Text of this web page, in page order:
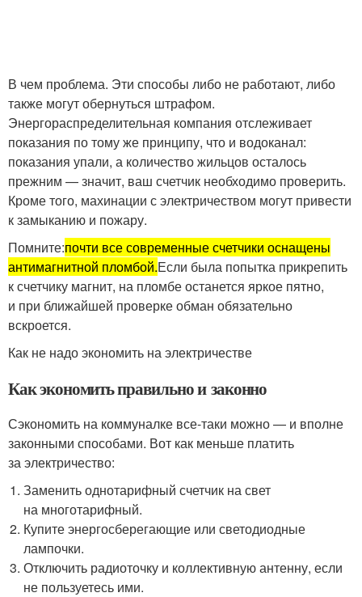
В чем проблема. Эти способы либо не работают, либо
также могут обернуться штрафом.
Энергораспределительная компания отслеживает
показания по тому же принципу, что и водоканал:
показания упали, а количество жильцов осталось
прежним — значит, ваш счетчик необходимо проверить.
Кроме того, махинации с электричеством могут привести
к замыканию и пожару.
Помните:почти все современные счетчики оснащены
антимагнитной пломбой.Если была попытка прикрепить
к счетчику магнит, на пломбе останется яркое пятно,
и при ближайшей проверке обман обязательно
вскроется.
Как не надо экономить на электричестве
Как экономить правильно и законно
Сэкономить на коммуналке все-таки можно — и вполне
законными способами. Вот как меньше платить
за электричество:
Заменить однотарифный счетчик на свет
на многотарифный.
Купите энергосберегающие или светодиодные
лампочки.
Отключить радиоточку и коллективную антенну, если
не пользуетесь ими.